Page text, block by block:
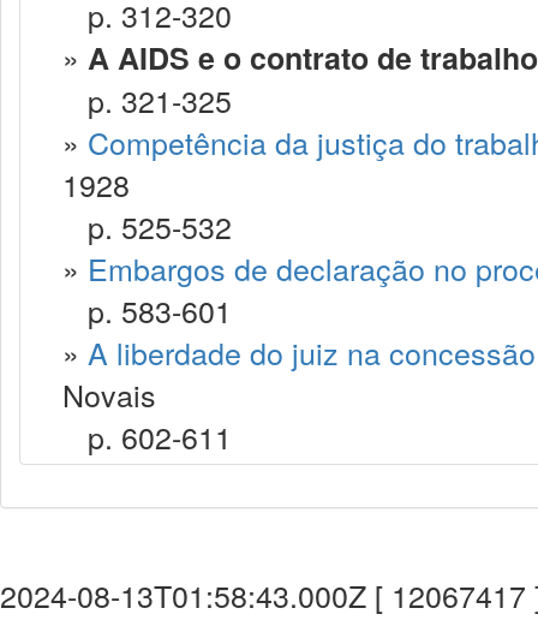
p. 312-320
» A AIDS e o contrato de trabalho
p. 321-325
» Competência da justiça do
1928
p. 525-532
» Embargos de declaração no
p. 583-601
» A liberdade do juiz na
Novais
p. 602-611
2024-08-13T01:58:43.000Z [ 12067417